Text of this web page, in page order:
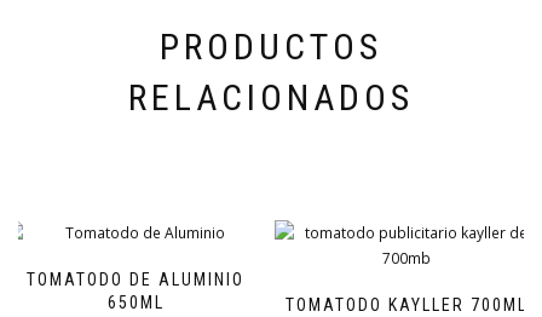
PRODUCTOS
RELACIONADOS
TOMATODO DE ALUMINIO
650ML
TOMATODO KAYLLER 700ML